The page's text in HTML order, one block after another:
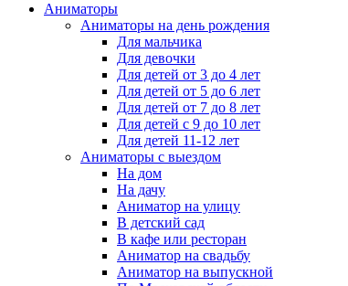
Аниматоры
Аниматоры на день рождения
Для мальчика
Для девочки
Для детей от 3 до 4 лет
Для детей от 5 до 6 лет
Для детей от 7 до 8 лет
Для детей с 9 до 10 лет
Для детей 11-12 лет
Аниматоры с выездом
На дом
На дачу
Аниматор на улицу
В детский сад
В кафе или ресторан
Аниматор на свадьбу
Аниматор на выпускной